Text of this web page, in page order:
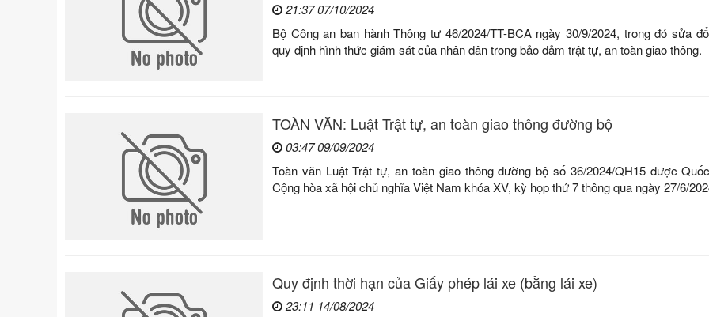
21:37 07/10/2024
Bộ Công an ban hành Thông tư 46/2024/TT-BCA ngày 30/9/2024, trong đó sửa
quy định hình thức giám sát của nhân dân trong bảo đảm trật tự, an toàn giao thông.
TOÀN VĂN: Luật Trật tự, an toàn giao thông đường bộ
03:47 09/09/2024
Toàn văn Luật Trật tự, an toàn giao thông đường bộ số 36/2024/QH15 được
Cộng hòa xã hội chủ nghĩa Việt Nam khóa XV, kỳ họp thứ 7 thông qua ngày 27/6/
Quy định thời hạn của Giấy phép lái xe (bằng lái xe)
23:11 14/08/2024